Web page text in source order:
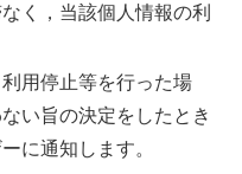
く，当該個人情報の利
用停止等を行った場
い旨の決定をしたとき
に通知します。